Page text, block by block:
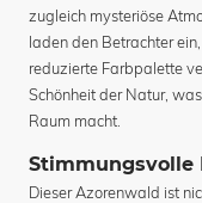
zugleich mysteriöse
laden den Betrachter
reduzierte Farbpalette
Schönheit der Natur,
Raum macht.
Stimmungsvolle
Dieser Azorenwald ist